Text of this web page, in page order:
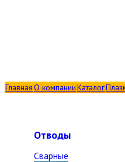
ГлавнаяО компанииКаталог
Отводы
Сварные